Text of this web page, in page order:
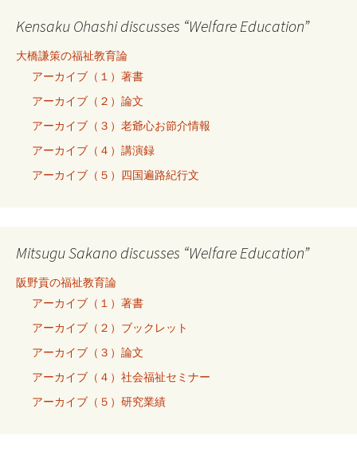
Kensaku Ohashi discusses “Welfare Education”
大橋謙策の福祉教育論
アーカイブ（１）著書
アーカイブ（２）論文
アーカイブ（３）老爺心お節介情報
アーカイブ（４）講演録
アーカイブ（５）四国遍路紀行文
Mitsugu Sakano discusses “Welfare Education”
阪野貢の福祉教育論
アーカイブ（１）著書
アーカイブ（２）ブックレット
アーカイブ（３）論文
アーカイブ（４）社会福祉セミナー
アーカイブ（５）研究業績